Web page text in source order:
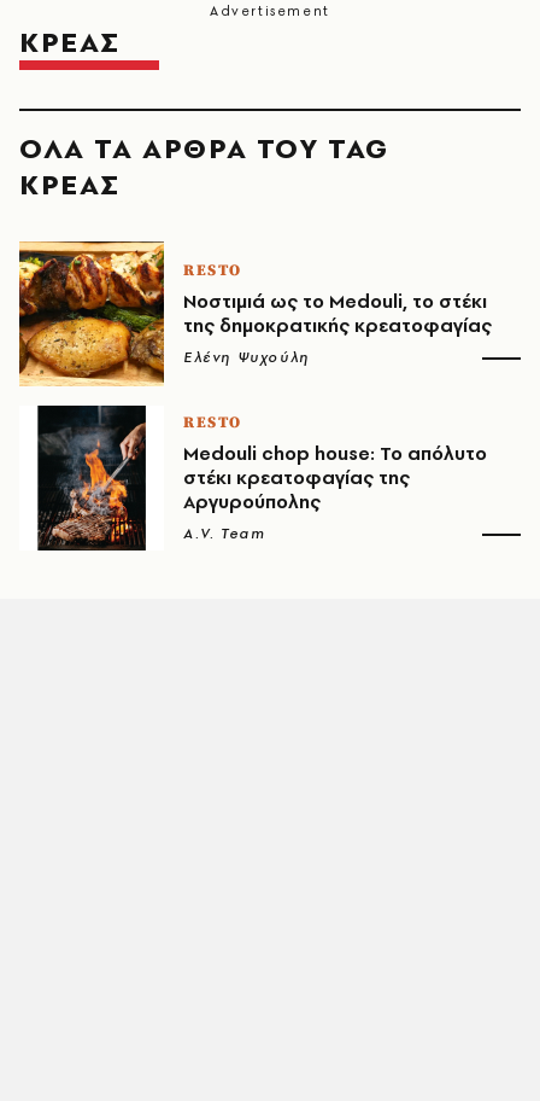
ΚΡΕΑΣ
ΟΛΑ ΤΑ ΑΡΘΡΑ ΤΟΥ TAG
ΚΡΕΑΣ
RESTO
Νοστιμιά ως το Μedouli, το στέκι
της δημοκρατικής κρεατοφαγίας
Ελένη Ψυχούλη
RESTO
Medouli chop house: Το απόλυτο
στέκι κρεατοφαγίας της
Αργυρούπολης
A.V. Team